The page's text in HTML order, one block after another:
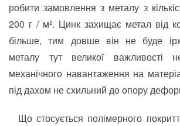
робити замовлення з металу з
200 г / м². Цинк захищає метал від
більше, тим довше він не буде
металу тут великої
механічного навантаження на
під дахом не схильний до опору
Що стосується полімерного